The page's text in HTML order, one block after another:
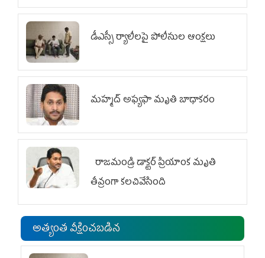
డీఎస్సీ ర్యాలీలపై పోలీసుల ఆంక్షలు
మహ్మద్‌ అఫ్యఫా మృతి బాధాకరం
రాజమండ్రి డాక్టర్‌ ప్రియాంక మృతి
తీవ్రంగా కలచివేసింది
అత్యంత వీక్షించబడిన